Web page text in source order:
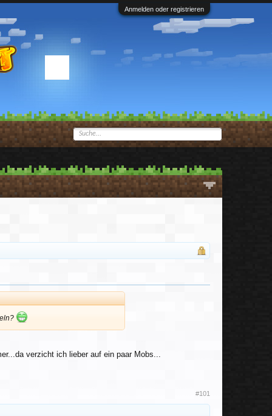
Anmelden oder registrieren
verzicht ich lieber auf ein paar Mobs...
#101